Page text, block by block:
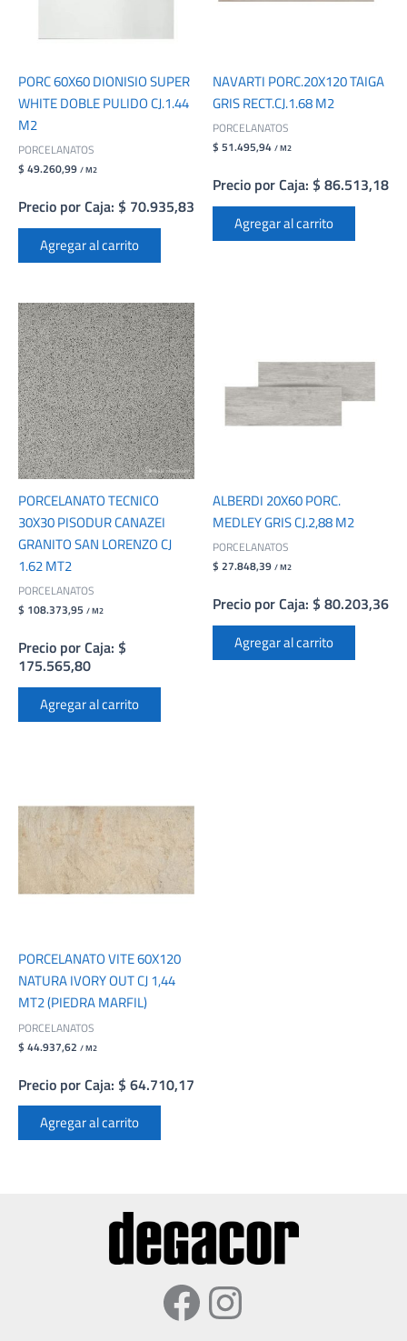
PORC 60X60 DIONISIO SUPER
WHITE DOBLE PULIDO CJ.1.44
M2
PORCELANATOS
$ 49.260,99 / M2
Precio por Caja: $ 70.935,83
Agregar al carrito
NAVARTI PORC.20X120 TAIGA
GRIS RECT.CJ.1.68 M2
PORCELANATOS
$ 51.495,94 / M2
Precio por Caja: $ 86.513,18
Agregar al carrito
PORCELANATO TECNICO
30X30 PISODUR CANAZEI
GRANITO SAN LORENZO CJ
1.62 MT2
PORCELANATOS
$ 108.373,95 / M2
Precio por Caja: $
175.565,80
Agregar al carrito
ALBERDI 20X60 PORC.
MEDLEY GRIS CJ.2,88 M2
PORCELANATOS
$ 27.848,39 / M2
Precio por Caja: $ 80.203,36
Agregar al carrito
PORCELANATO VITE 60X120
NATURA IVORY OUT CJ 1,44
MT2 (PIEDRA MARFIL)
PORCELANATOS
$ 44.937,62 / M2
Precio por Caja: $ 64.710,17
Agregar al carrito
Facebook
Instagram